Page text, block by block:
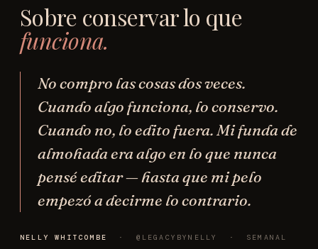
Sobre conservar lo que
funciona.
No compro las cosas dos veces.
Cuando algo funciona, lo conservo.
Cuando no, lo edito fuera. Mi funda de
almohada era algo en lo que nunca
pensé editar — hasta que mi pelo
empezó a decirme lo contrario.
NELLY WHITCOMBE · @LEGACYBYNELLY · SEMANAL